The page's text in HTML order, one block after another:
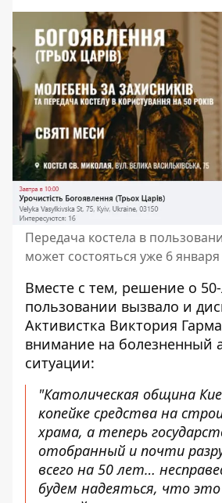
Передача костела в
может состояться уже 6 января
Вместе с тем, решение о
пользовании вызвало и
Активистка Виктория
внимание на болезненный
ситуации:
"Католическая община
копейке средства на
храма, а теперь
отобранный и почти
всего на 50 лет…
будем надеяться, что